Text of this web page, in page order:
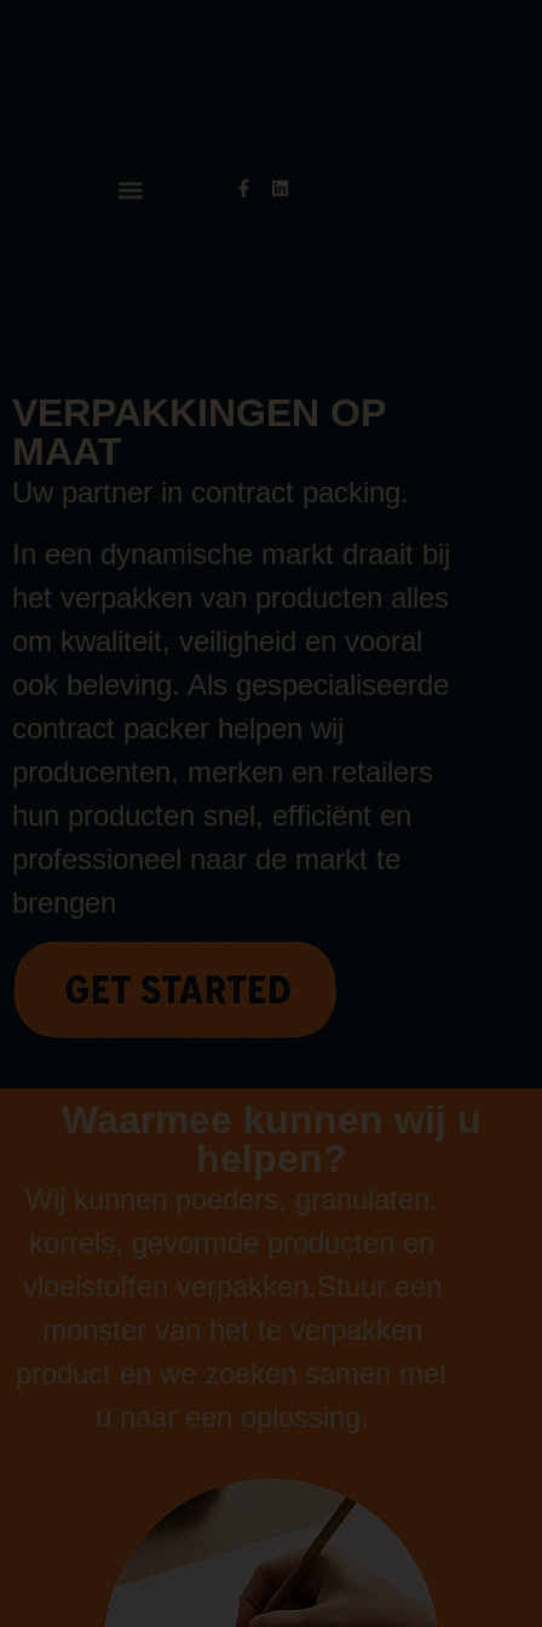
VERPAKKINGEN OP
MAAT
Uw partner in contract packing.
In een dynamische markt draait bij
het verpakken van producten alles
om kwaliteit, veiligheid en vooral
ook beleving. Als gespecialiseerde
contract packer helpen wij
producenten, merken en retailers
hun producten snel, efficiënt en
professioneel naar de markt te
brengen
Waarmee kunnen wij u
helpen?
Wij kunnen poeders, granulaten,
korrels, gevormde producten en
vloeistoffen verpakken.Stuur een
monster van het te verpakken
product en we zoeken samen met
u naar een oplossing.